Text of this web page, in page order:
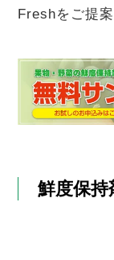
Freshをご提案
鮮度保